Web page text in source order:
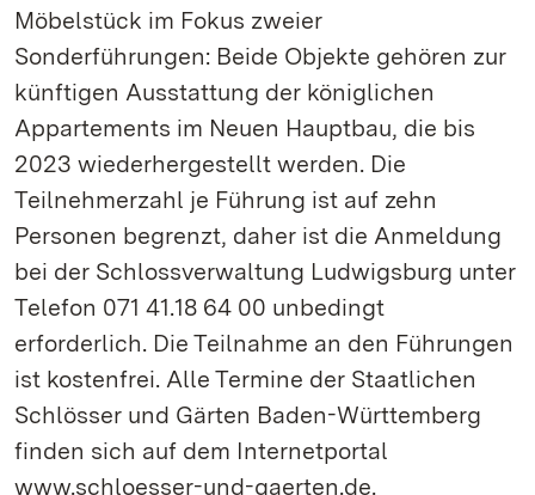
Möbelstück im Fokus zweier
Sonderführungen: Beide Objekte gehören zur
künftigen Ausstattung der königlichen
Appartements im Neuen Hauptbau, die bis
2023 wiederhergestellt werden. Die
Teilnehmerzahl je Führung ist auf zehn
Personen begrenzt, daher ist die Anmeldung
bei der Schlossverwaltung Ludwigsburg unter
Telefon 071 41.18 64 00 unbedingt
erforderlich. Die Teilnahme an den Führungen
ist kostenfrei. Alle Termine der Staatlichen
Schlösser und Gärten Baden-Württemberg
finden sich auf dem Internetportal
www.schloesser-und-gaerten.de.